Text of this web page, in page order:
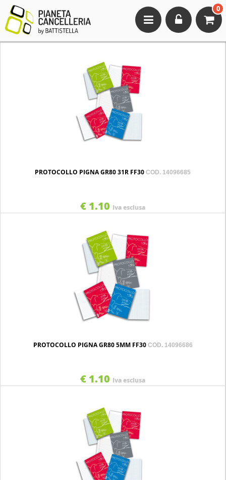
Toggle
navigation
0
PROTOCOLLO PIGNA GR80 31R FF30 COD. 14096685
€ 1.10 Iva esclusa
PROTOCOLLO PIGNA GR80 5MM FF30 COD. 14096686
€ 1.10 Iva esclusa